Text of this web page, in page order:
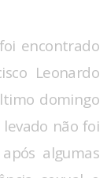
encontrado
Leonardo
domingo
não foi
algumas